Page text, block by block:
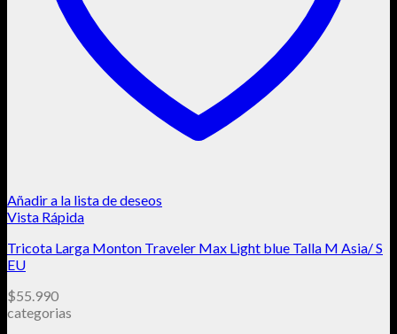
Añadir a la lista de deseos
Vista Rápida
Tricota Larga Monton Traveler Max Light blue Talla M Asia/ S
EU
$55.990
categorias